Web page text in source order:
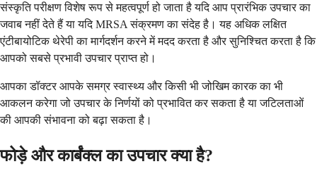
संस्कृति परीक्षण विशेष रूप से महत्वपूर्ण हो जाता है यदि आप प्रारंभिक उपचार का
जवाब नहीं देते हैं या यदि MRSA संक्रमण का संदेह है। यह अधिक लक्षित
एंटीबायोटिक थेरेपी का मार्गदर्शन करने में मदद करता है और सुनिश्चित करता है कि
आपको सबसे प्रभावी उपचार प्राप्त हो।
आपका डॉक्टर आपके समग्र स्वास्थ्य और किसी भी जोखिम कारक का भी
आकलन करेगा जो उपचार के निर्णयों को प्रभावित कर सकता है या जटिलताओं
की आपकी संभावना को बढ़ा सकता है।
फोड़े और कार्बंक्ल का उपचार क्या है?